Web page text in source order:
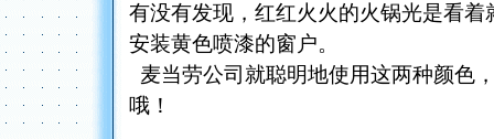
有没有发现，红红火火的火锅光是看着
安装黄色喷漆的窗户。
麦当劳公司就聪明地使用这两种颜色
哦！